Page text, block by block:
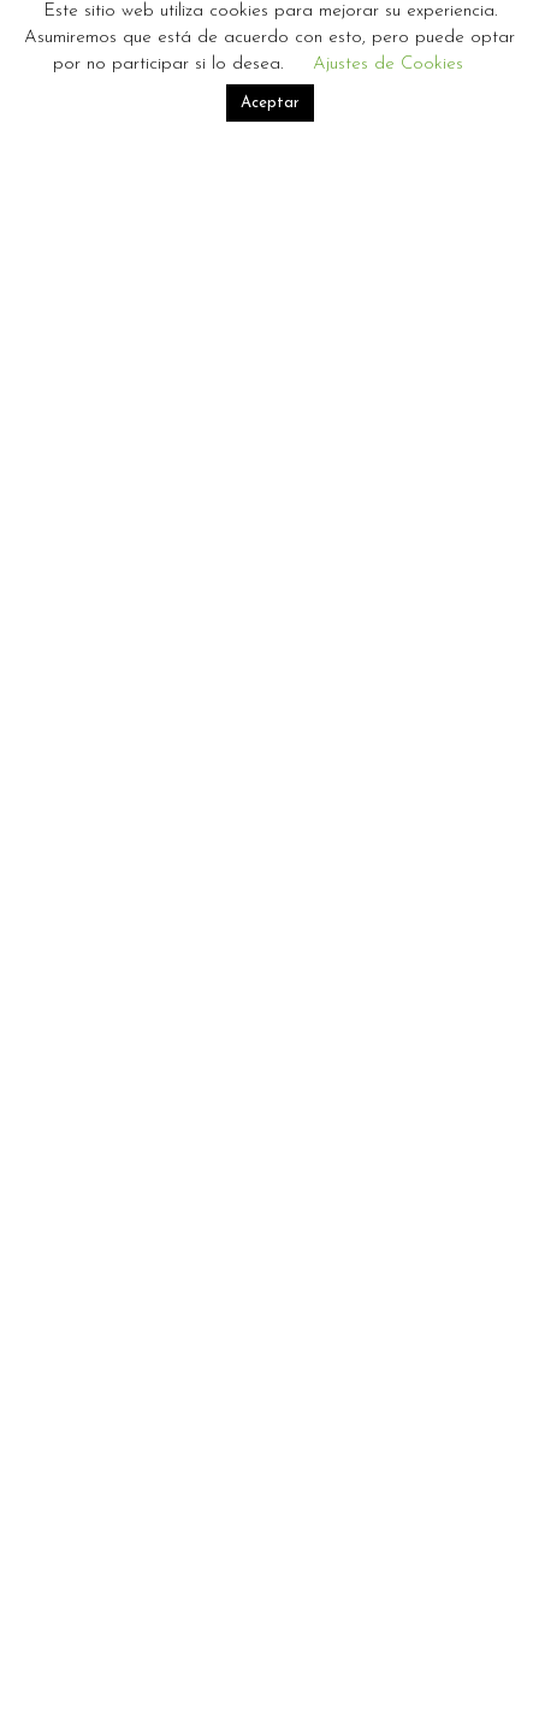
TENGO QUE AVISARTE
, que esta es una
potente herramienta de marketing
dinámico, no
se trata solo de crear arte mural en vivo, se trata
de llevar a cabo unaacción publicitaria
Este sitio web utiliza cookies para mejorar su experiencia.
Asumiremos que está de acuerdo con esto, pero puede optar
por no participar si lo desea.
Ajustes de Cookies
Aceptar